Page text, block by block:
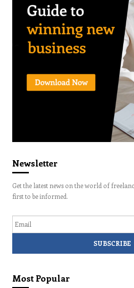
Newsletter
Get the latest news on the world of
first to be informed.
Most Popular